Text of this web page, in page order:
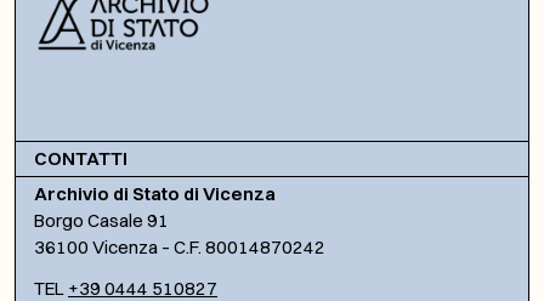
CONTATTI
Archivio di Stato di Vicenza
Borgo Casale 91
36100 Vicenza – C.F. 80014870242
TEL +39 0444 510827